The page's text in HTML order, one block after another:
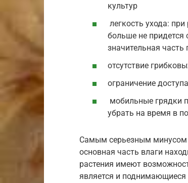
культур
легкость ухода:
больше не придется
значительная часть
отсутствие
ограничение
мобильные грядки
убрать на время в
Самым серьезным минусом
основная часть влаги
растения имеют
является и поднимающиеся